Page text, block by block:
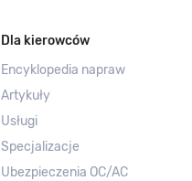
Dla kierowców
Encyklopedia napraw
Artykuły
Usługi
Specjalizacje
Ubezpieczenia OC/AC